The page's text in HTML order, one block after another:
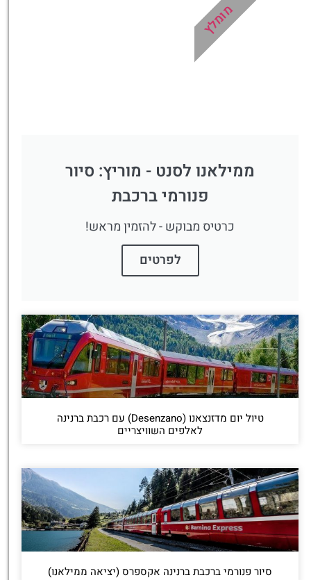
ממילאנו לסנט - מוריץ: סיור
פנורמי ברכבת
כרטיס מבוקש - להזמין מראש!
לפרטים
מומלץ
טיול יום מדזנצאנו (Desenzano) עם רכבת ברנינה
לאלפים השוויצריים
סיור פנורמי ברכבת ברנינה אקספרס (יציאה ממילאנו)